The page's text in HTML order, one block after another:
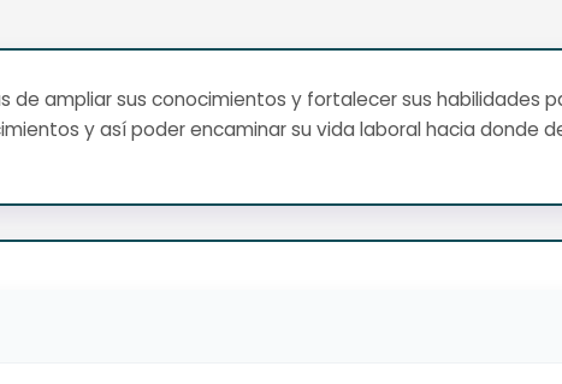
de ampliar sus conocimientos y fortalecer sus habilidades
y así poder encaminar su vida laboral hacia donde